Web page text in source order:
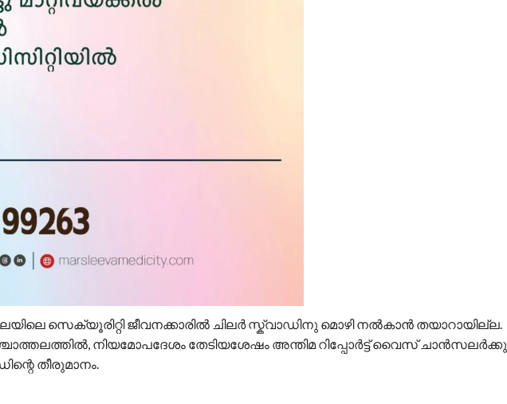
സെക്യൂരിറ്റി ജീവനക്കാരിൽ ചിലർ സ്ക്വാഡിനു മൊഴി നൽകാൻ തയാറായില്ല.
നിയമോപദേശം തേടിയശേഷം അന്തിമ റിപ്പോർട്ട് വൈസ് ചാൻസലർക്കു
തീരുമാനം.